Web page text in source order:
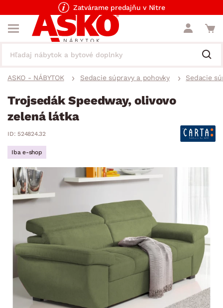
Zatvárame predajňu v Nitre
ASKO - NÁBYTOK Sedacie súpravy a pohovky Sedacie
Trojsedák Speedway, olivovo
zelená látka
ID: 524824.32
Iba e-shop